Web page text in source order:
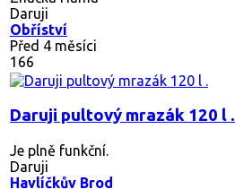
Daruji
Obříství
Před 4 měsíci
166
Daruji pultový mrazák 120 l .
Je plně funkční.
Daruji
Havlíčkův Brod